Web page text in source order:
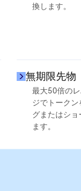
換します。
無期限先物
最大50倍のレ
ジでトークン
グまたはショ
ます。